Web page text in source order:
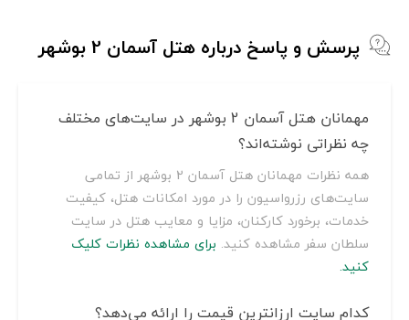
پرسش و پاسخ درباره هتل آسمان 2 بوشهر
مهمانان هتل آسمان 2 بوشهر در سایت‌های مختلف
چه نظراتی نوشته‌اند؟
همه نظرات مهمانان هتل آسمان 2 بوشهر از تمامی
سایت‌های رزرواسیون را در مورد امکانات هتل، کیفیت
خدمات، برخورد کارکنان، مزایا و معایب هتل در سایت
سلطان سفر مشاهده کنید. برای مشاهده نظرات کلیک
کنید.
کدام سایت ارزانترین قیمت را ارائه می‌دهد؟